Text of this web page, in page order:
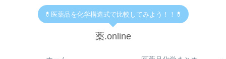
💊医薬品を化学構造式で比較してみよう！！💊
薬.online